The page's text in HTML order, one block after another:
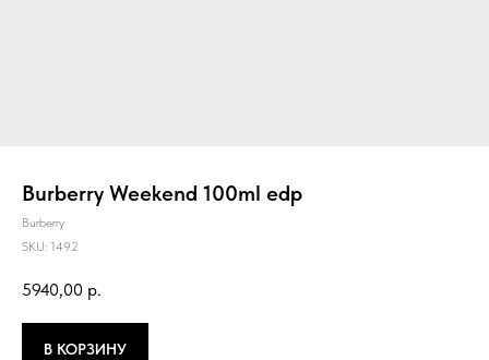
Burberry Weekend 100ml edp
Burberry
SKU: 1492
5940,00 р.
В КОРЗИНУ